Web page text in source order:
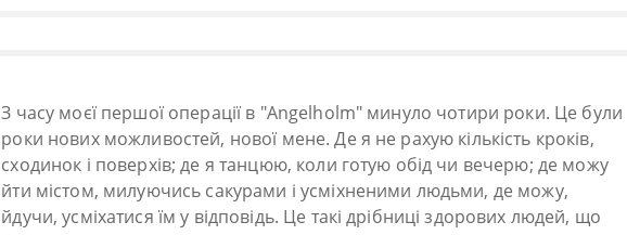
З часу моєї першої операції в "Angelholm" минуло чотири роки. Це були
роки нових можливостей, нової мене. Де я не рахую кількість кроків,
сходинок і поверхів; де я танцюю, коли готую обід чи вечерю; де можу
йти містом, милуючись сакурами і усміхненими людьми, де можу,
йдучи, усміхатися їм у відповідь. Це такі дрібниці здорових людей, що